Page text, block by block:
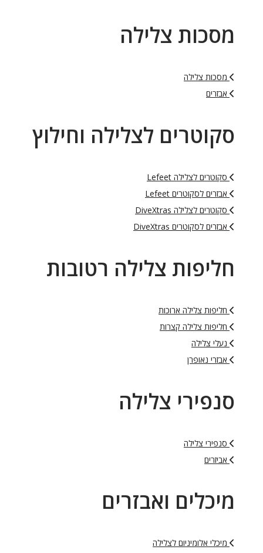
מסכות צלילה
מסכות צלילה
אבזרים
סקוטרים לצלילה וחילוץ
סקוטרים לצלילה Lefeet
אבזרים לסקוטרים Lefeet
סקוטרים לצלילה DiveXtras
אבזרים לסקוטרים DiveXtras
חליפות צלילה רטובות
חליפות צלילה ארוכות
חליפות צלילה קצרות
נעלי צלילה
אבזרי נאופרן
סנפירי צלילה
סנפירי צלילה
אביזרים
מיכלים ואבזרים
מיכלי אלומיניום לצלילה